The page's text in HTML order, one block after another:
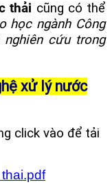
thải cũng có thể
học ngành Công
cứu trong
xử lý nước
click vào để tải